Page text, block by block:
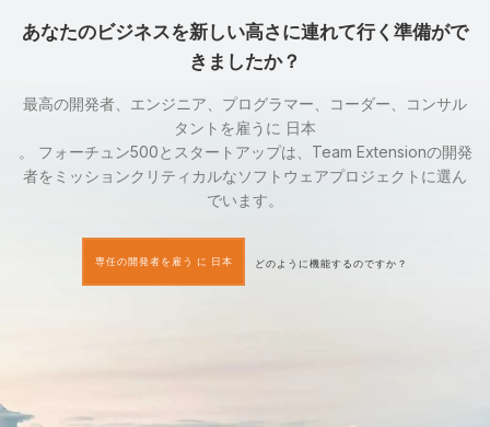
あなたのビジネスを新しい高さに連れて行く準備がで
きましたか？
最高の開発者、エンジニア、プログラマー、コーダー、コンサル
タントを雇うに 日本
。 フォーチュン500とスタートアップは、Team Extensionの開発
者をミッションクリティカルなソフトウェアプロジェクトに選ん
でいます。
専任の開発者を雇う に 日本 どのように機能するのですか？